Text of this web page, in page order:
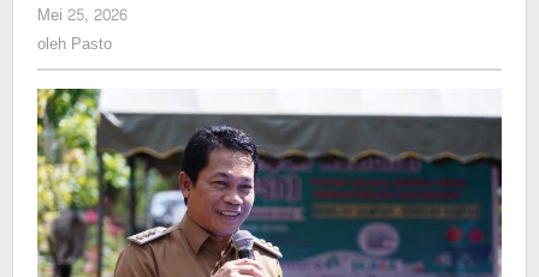
1
2026
Mei 25, 2026
oleh Pasto